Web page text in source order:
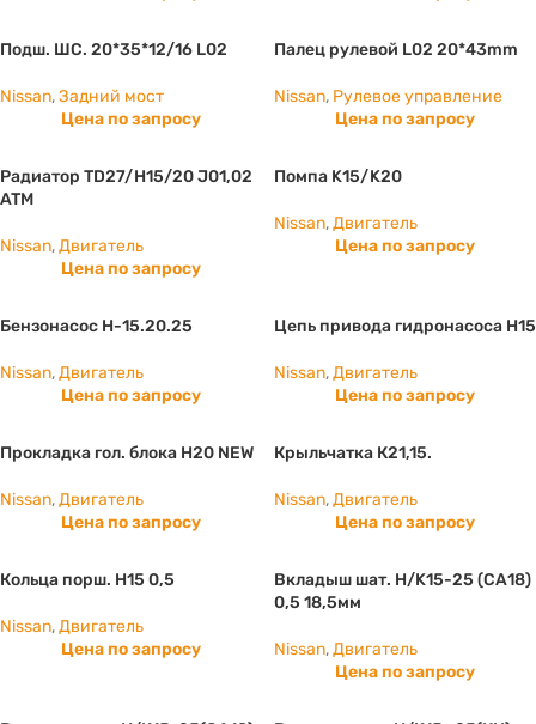
Подш. ШС. 20*35*12/16 L02
Nissan,Задний мост
Цена по запросу
Палец рулевой L02 20*43mm
Nissan, Рулевое управление
Цена по запросу
Радиатор TD27/H15/20 J01,02
ATM
Nissan,Двигатель
Цена по запросу
Помпа K15/K20
Nissan,Двигатель
Цена по запросу
Бензонасос H-15.20.25
Nissan,Двигатель
Цена по запросу
Цепь привода гидронасоса H15
Nissan,Двигатель
Цена по запросу
Прокладка гол. блока H20 NEW
Nissan,Двигатель
Цена по запросу
Крыльчатка К21,15.
Nissan,Двигатель
Цена по запросу
Кольца порш. H15 0,5
Nissan,Двигатель
Цена по запросу
Вкладыш шат. Н/K15-25 (СА18)
0,5 18,5мм
Nissan,Двигатель
Цена по запросу